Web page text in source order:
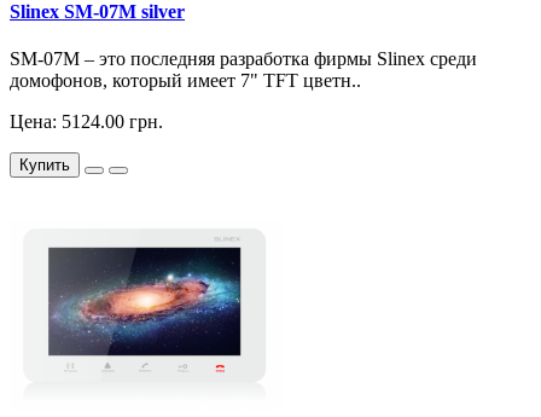
Slinex SM-07M silver
SM-07M – это последняя разработка фирмы Slinex среди
домофонов, который имеет 7" TFT цветн..
Цена: 5124.00 грн.
Купить